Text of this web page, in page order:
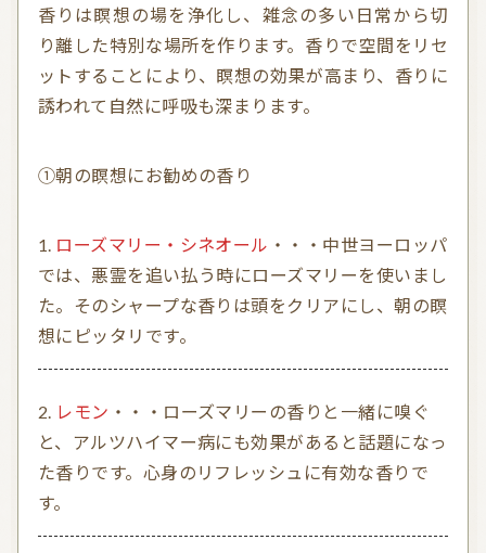
香りは瞑想の場を浄化し、雑念の多い日常から切
り離した特別な場所を作ります。香りで空間をリセ
ットすることにより、瞑想の効果が高まり、香りに
誘われて自然に呼吸も深まります。
①朝の瞑想にお勧めの香り
ローズマリー・シネオール ・・・中世ヨーロッパ
では、悪霊を追い払う時にローズマリーを使いまし
た。そのシャープな香りは頭をクリアにし、朝の瞑
想にピッタリです。
レモン ・・・ローズマリーの香りと一緒に嗅ぐ
と、アルツハイマー病にも効果があると話題になっ
た香りです。心身のリフレッシュに有効な香りで
す。